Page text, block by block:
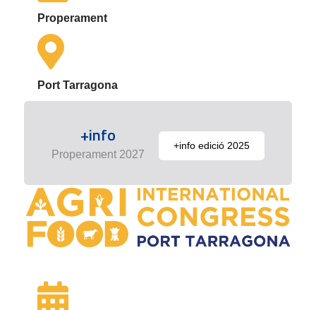
Properament
Port Tarragona
+info
Properament 2027
+info edició 2025